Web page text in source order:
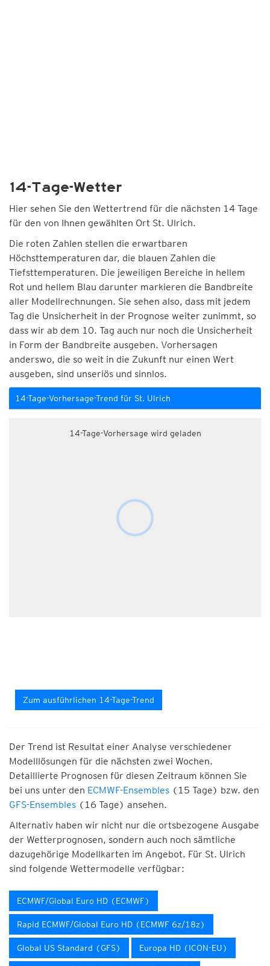
14-Tage-Wetter
Hier sehen Sie den Wettertrend für die nächsten 14 Tage
für den von Ihnen gewählten Ort St. Ulrich.
Die roten Zahlen stellen die erwartbaren
Höchsttemperaturen dar, die blauen Zahlen die
Tiefsttemperaturen. Die jeweiligen Bereiche in hellem
Rot und hellem Blau darunter markieren die Bandbreite
aller Modellrechnungen. Sie sehen also, dass mit jedem
Tag die Unsicherheit in der Prognose weiter zunimmt, so
dass wir ab dem 10. Tag auch nur noch die Unsicherheit
in Form der Bandbreite ausgeben. Vorhersagen
anderswo, die so weit in die Zukunft nur einen Wert
ausgeben, sind unseriös und sinnlos.
14-Tage-Vorhersage-Trend für St. Ulrich
14-Tage-Vorhersage wird geladen
Zum ausführlichen 14-Tage-Trend
Der Trend ist Resultat einer Analyse verschiedener
Modelllösungen für die nächsten zwei Wochen.
Detaillierte Prognosen für diesen Zeitraum können Sie
bei uns unter den ECMWF-Ensembles (15 Tage) bzw. den
GFS-Ensembles (16 Tage) ansehen.
Alternativ haben wir nicht nur die ortsbezogene Ausgabe
der Wetterprognosen, sondern auch noch sämtliche
dazugehörige Modellkarten im Angebot. Für St. Ulrich
sind folgende Wettermodelle verfügbar:
ECMWF/Global Euro HD (ECMWF)
Rapid ECMWF/Global Euro HD (ECMWF 6z/18z)
Global US Standard (GFS) Europa HD (ICON-EU)